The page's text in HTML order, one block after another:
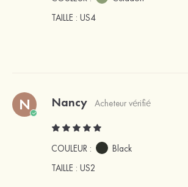
TAILLE : US4
N Nancy Acheteur vérifié
COULEUR :
Black
TAILLE : US2